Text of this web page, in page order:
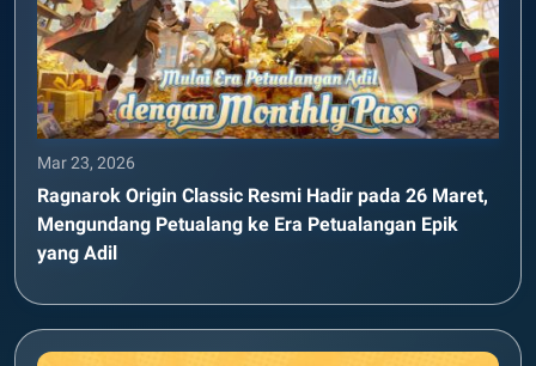
Mar 23, 2026
Ragnarok Origin Classic Resmi Hadir pada 26 Maret,
Mengundang Petualang ke Era Petualangan Epik
yang Adil